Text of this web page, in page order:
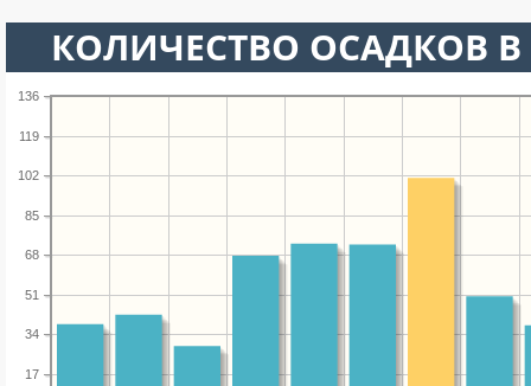
КОЛИЧЕСТВО ОСАДКОВ
17
34
51
68
85
102
119
136